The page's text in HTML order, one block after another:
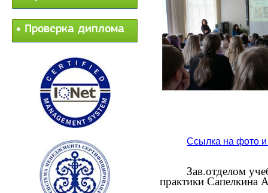
Проверка диплома
Ссылка на фото
Зав.отделом
практики Сапелкина